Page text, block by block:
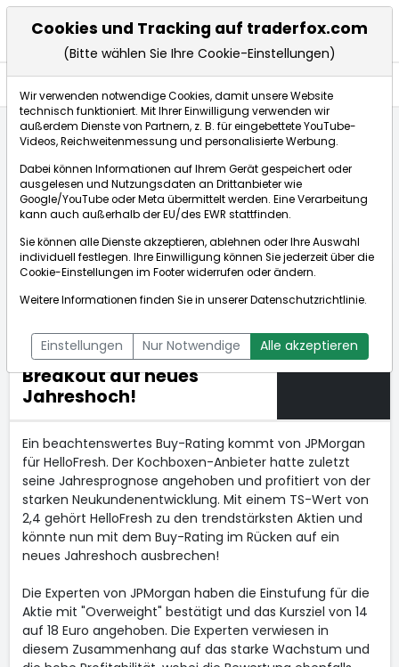
Long-Chance HelloFresh: JPMorgan sieht bei Kochboxen-
Versender Aufwärtspotential von 50% - HelloFresh vor
Breakout auf neues Jahreshoch!
Long-Chance HelloFresh:
JPMorgan sieht bei
Aufwärtspotential von
50% - HelloFresh vor
Breakout auf neues
Jahreshoch!
19.09.2019
um 08:44 Uhr
Ein beachtenswertes Buy-Rating kommt von JPMorgan
für HelloFresh. Der Kochboxen-Anbieter hatte zuletzt
seine Jahresprognose angehoben und profitiert von der
starken Neukundenentwicklung. Mit einem TS-Wert von
2,4 gehört HelloFresh zu den trendstärksten Aktien und
könnte nun mit dem Buy-Rating im Rücken auf ein
neues Jahreshoch ausbrechen!
Die Experten von JPMorgan haben die Einstufung für die
Aktie mit "Overweight" bestätigt und das Kursziel von 14
auf 18 Euro angehoben. Die Experten verwiesen in
diesem Zusammenhang auf das starke Wachstum und
Cookies und Tracking auf traderfox.com
(Bitte wählen Sie Ihre Cookie-Einstellungen)
Wir verwenden notwendige Cookies, damit unsere Website
technisch funktioniert. Mit Ihrer Einwilligung verwenden wir
außerdem Dienste von Partnern, z. B. für eingebettete YouTube-
Videos, Reichweitenmessung und personalisierte Werbung.
Dabei können Informationen auf Ihrem Gerät gespeichert oder
ausgelesen und Nutzungsdaten an Drittanbieter wie
Google/YouTube oder Meta übermittelt werden. Eine Verarbeitung
kann auch außerhalb der EU/des EWR stattfinden.
Sie können alle Dienste akzeptieren, ablehnen oder Ihre Auswahl
individuell festlegen. Ihre Einwilligung können Sie jederzeit über die
Cookie-Einstellungen im Footer widerrufen oder ändern.
Weitere Informationen finden Sie in unsererDatenschutzrichtlinie.
Einstellungen Nur Notwendige Alle akzeptieren